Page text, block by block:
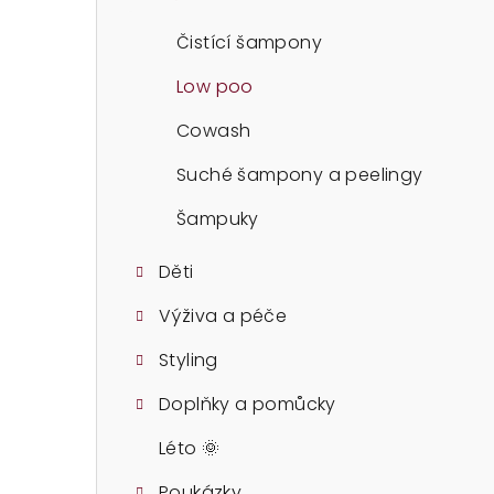
Čistící šampony
Low poo
Cowash
Suché šampony a peelingy
Šampuky
Děti
Výživa a péče
Styling
Doplňky a pomůcky
Léto 🌞